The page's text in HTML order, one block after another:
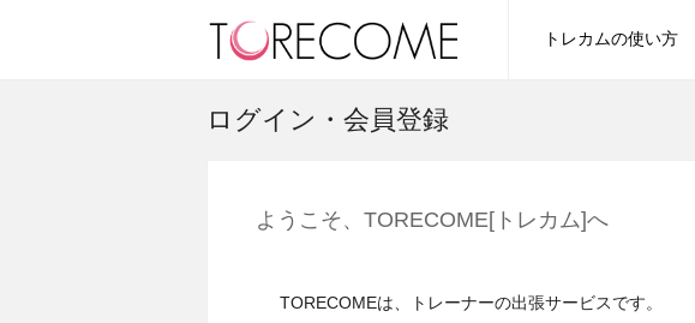
トレカムの使い方
ログイン・会員登録
ようこそ、TORECOME[トレカム]へ
TORECOMEは、トレーナーの出張サービスです。